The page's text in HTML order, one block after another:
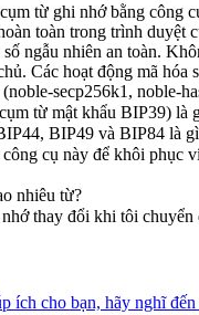
từ ghi nhớ bằng công
toàn trong trình duyệt
ngẫu nhiên an toàn.
Các hoạt động mã hóa
secp256k1, noble-
từ mật khẩu BIP39) là
BIP49 và BIP84 là
cụ này để khôi phục
nhiêu từ?
thay đổi khi tôi chuyển
ích cho bạn, hãy nghĩ